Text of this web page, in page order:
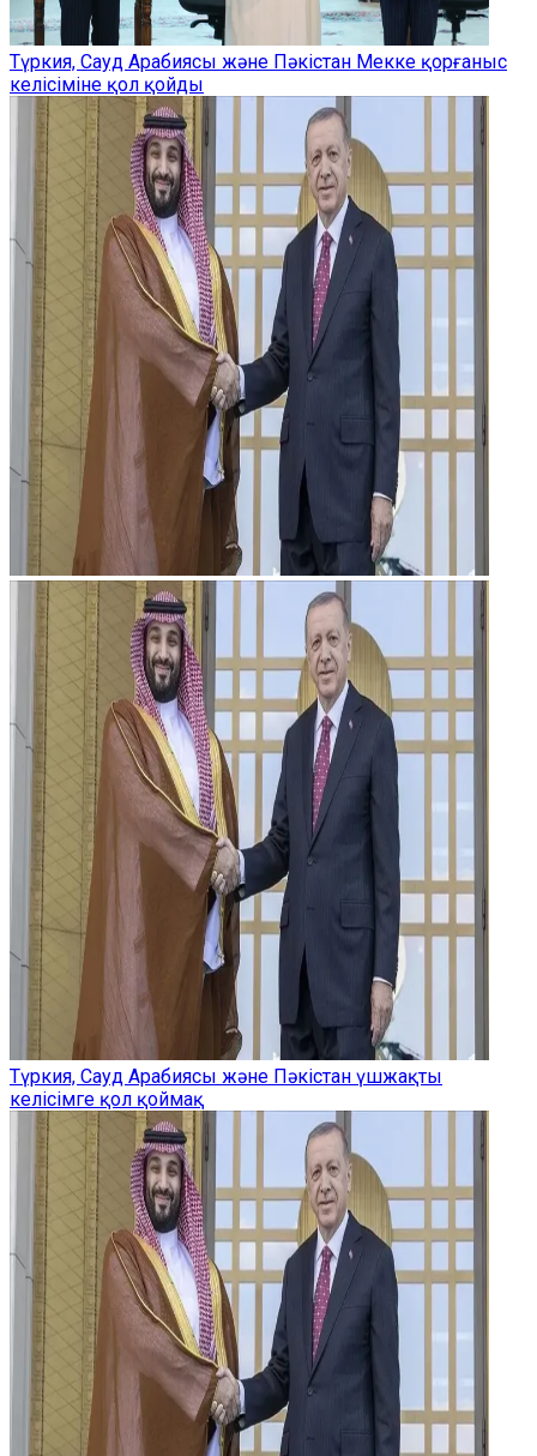
Түркия, Сауд Арабиясы және Пәкістан Мекке қорғаныс
келісіміне қол қойды
Түркия, Сауд Арабиясы және Пәкістан үшжақты
келісімге қол қоймақ